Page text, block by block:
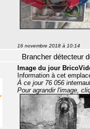
16 novembre 2018 à 10:14
Brancher détecteur
Image du jour
Information à cet
À ce jour 76 056
Pour agrandir l'image,